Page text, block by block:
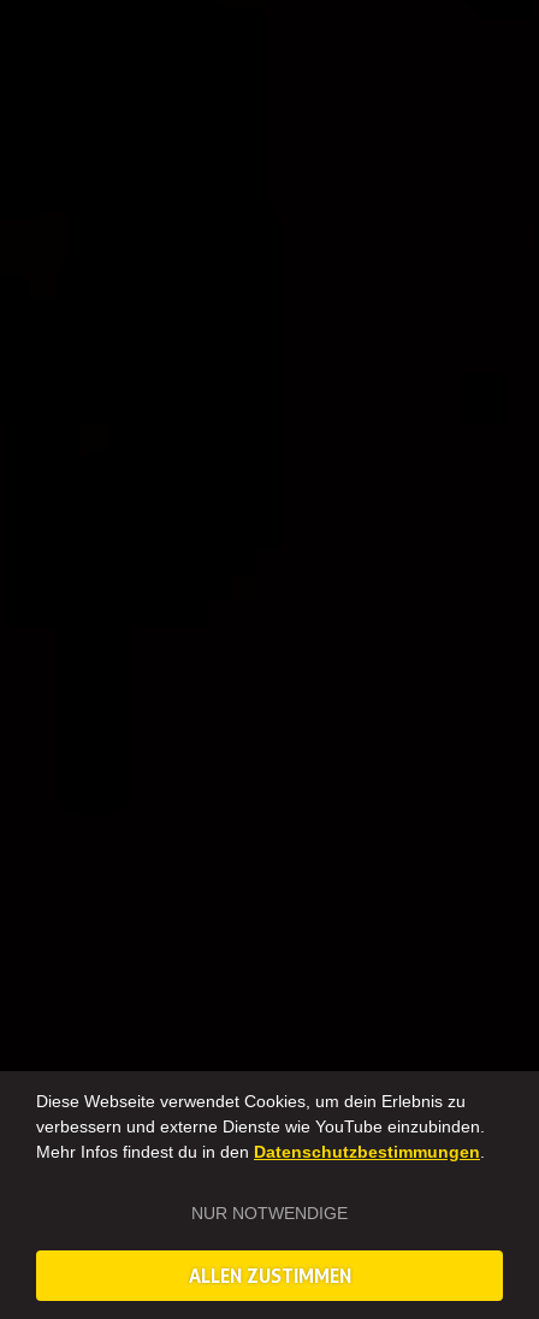
Diese Webseite verwendet Cookies, um dein Erlebnis zu
verbessern und externe Dienste wie YouTube einzubinden.
Mehr Infos findest du in den Datenschutzbestimmungen.
NUR NOTWENDIGE
ALLEN ZUSTIMMEN